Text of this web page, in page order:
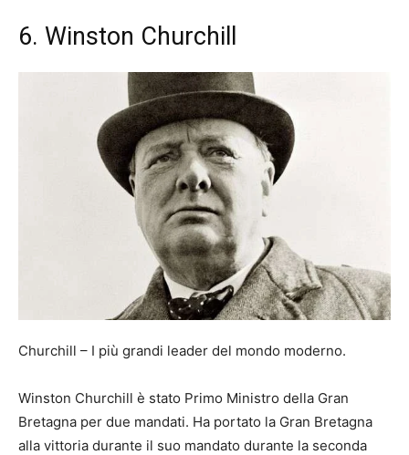
6. Winston Churchill
Churchill – I più grandi leader del mondo moderno.
Winston Churchill è stato Primo Ministro della Gran
Bretagna per due mandati. Ha portato la Gran Bretagna
alla vittoria durante il suo mandato durante la seconda